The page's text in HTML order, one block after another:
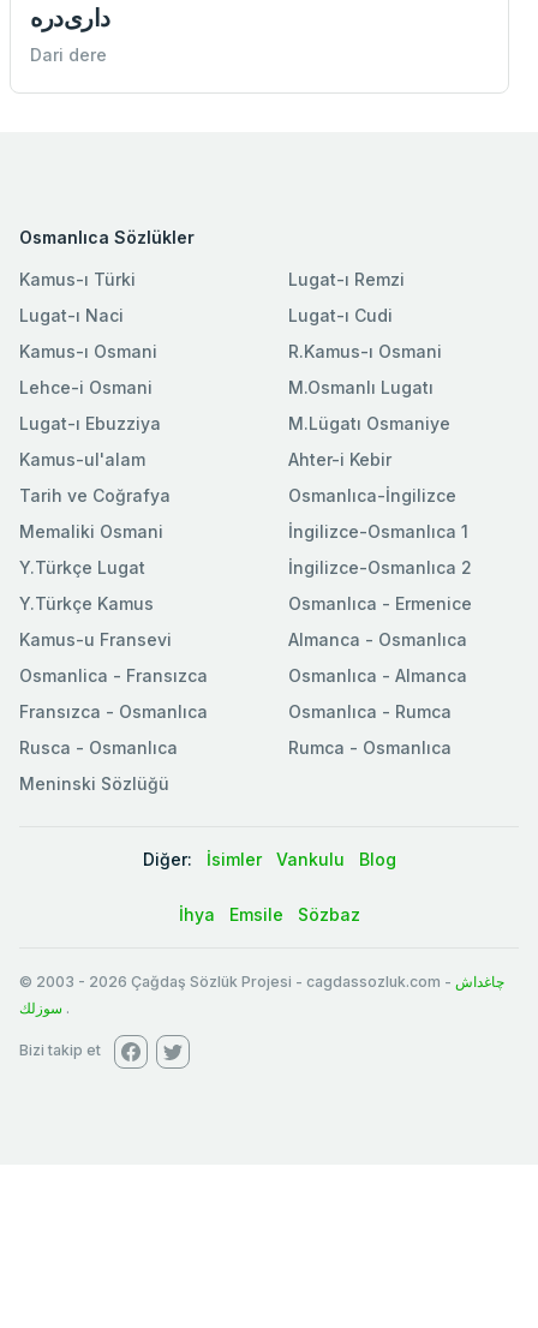
داری‌دره
Dari dere
Osmanlıca Sözlükler
Kamus-ı Türki
Lugat-ı Naci
Kamus-ı Osmani
Lehce-i Osmani
Lugat-ı Ebuzziya
Lugat-ı Remzi
Lugat-ı Cudi
R.Kamus-ı Osmani
M.Osmanlı Lugatı
M.Lügatı Osmaniye
Kamus-ul'alam
Tarih ve Coğrafya
Memaliki Osmani
Y.Türkçe Lugat
Y.Türkçe Kamus
Ahter-i Kebir
Osmanlıca-İngilizce
İngilizce-Osmanlıca 1
İngilizce-Osmanlıca 2
Osmanlıca - Ermenice
Kamus-u Fransevi
Osmanlica - Fransızca
Fransızca - Osmanlıca
Rusca - Osmanlıca
Meninski Sözlüğü
Almanca - Osmanlıca
Osmanlıca - Almanca
Osmanlıca - Rumca
Rumca - Osmanlıca
Diğer: İsimler Vankulu Blog
İhya Emsile Sözbaz
© 2003 - 2026 Çağdaş Sözlük Projesi - cagdassozluk.com - چاغداش
سوزلك .
Bizi takip et